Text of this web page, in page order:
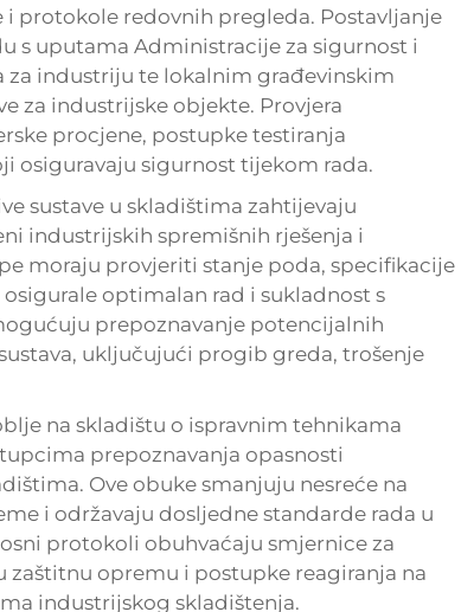
protokole redovnih pregleda. Postavljanje
s uputama Administracije za sigurnost i
za industriju te lokalnim građevinskim
za industrijske objekte. Provjera
procjene, postupke testiranja
osiguravaju sigurnost tijekom rada.
sustave u skladištima zahtijevaju
industrijskih spremišnih rješenja i
moraju provjeriti stanje poda, specifikacije
optimalan rad i sukladnost s
prepoznavanje potencijalnih
uključujući progib greda, trošenje
na skladištu o ispravnim tehnikama
prepoznavanja opasnosti
Ove obuke smanjuju nesreće na
i održavaju dosljedne standarde rada u
protokoli obuhvaćaju smjernice za
zaštitnu opremu i postupke reagiranja na
industrijskog skladištenja.